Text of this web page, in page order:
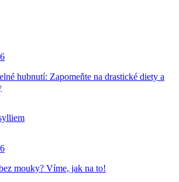
hubnutí: Zapomeňte na drastické diety a
mouky? Víme, jak na to!